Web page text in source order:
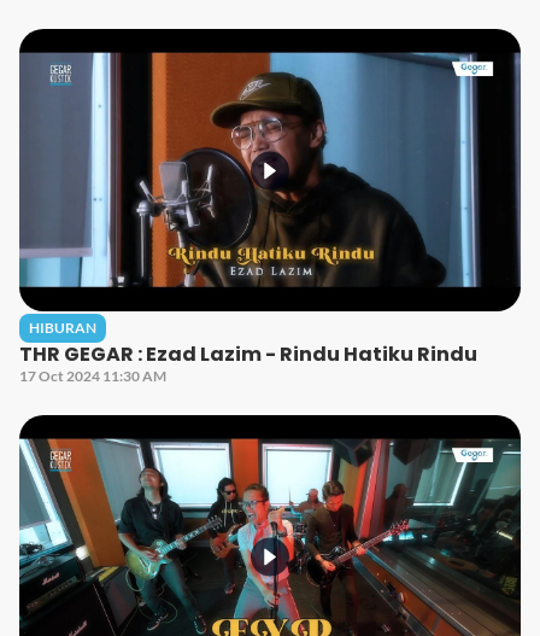
HIBURAN
THR GEGAR : Ezad Lazim - Rindu Hatiku Rindu
17 Oct 2024 11:30 AM